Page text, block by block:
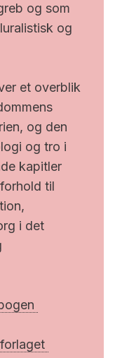
og som
og
et overblik
og den
og tro i
kapitler
til
i det